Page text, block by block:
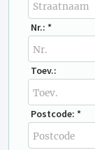
Nr.: *
Toev.:
Postcode: *